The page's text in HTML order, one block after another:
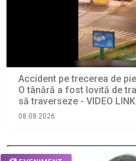
Accident pe trecerea de
O tânără a fost lovită de
să traverseze - VIDEO LINK
08.08.2026